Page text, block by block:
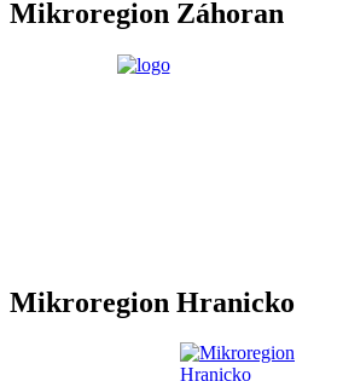
Mikroregion Záhoran
Mikroregion Hranicko